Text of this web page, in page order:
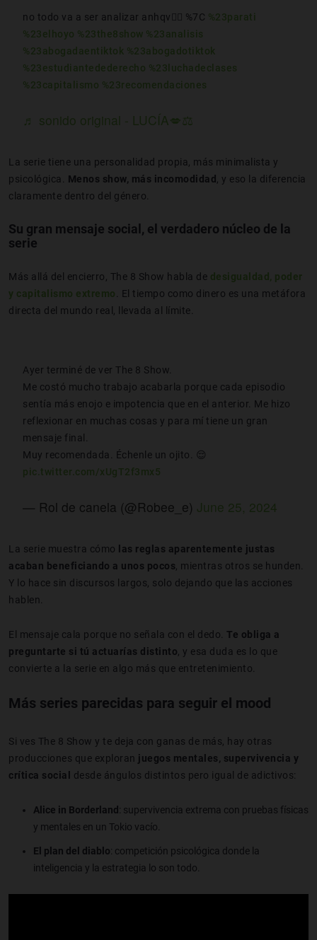
no todo va a ser analizar anhqv😮‍💨 %7C %23parati
%23elhoyo %23the8show %23analisis
%23abogadaentiktok %23abogadotiktok
%23estudiantedederecho %23luchadeclases
%23capitalismo %23recomendaciones
♬ sonido original - LUCÍA💋⚖️
La serie tiene una personalidad propia, más minimalista y
psicológica. Menos show, más incomodidad , y eso la diferencia
claramente dentro del género.
Su gran mensaje social, el verdadero núcleo de la
serie
Más allá del encierro, The 8 Show habla de desigualdad, poder
y capitalismo extremo. El tiempo como dinero es una metáfora
directa del mundo real, llevada al límite.
Ayer terminé de ver The 8 Show.
Me costó mucho trabajo acabarla porque cada episodio
sentía más enojo e impotencia que en el anterior. Me hizo
reflexionar en muchas cosas y para mí tiene un gran
mensaje final.
Muy recomendada. Échenle un ojito. 😌
pic.twitter.com/xUgT2f3mx5
— Rol de canela (@Robee_e) June 25, 2024
La serie muestra cómo
las reglas aparentemente justas
acaban beneficiando a unos pocos, mientras otros se hunden.
Y lo hace sin discursos largos, solo dejando que las acciones
hablen.
El mensaje cala porque no señala con el dedo. Te obliga a
preguntarte si tú actuarías distinto, y esa duda es lo que
convierte a la serie en algo más que entretenimiento.
Más series parecidas para seguir el mood
Si ves The 8 Show y te deja con ganas de más, hay otras
producciones que exploran juegos mentales, supervivencia y
crítica social
desde ángulos distintos pero igual de adictivos:
Alice in Borderland : supervivencia extrema con pruebas físicas
y mentales en un Tokio vacío.
El plan del diablo: competición psicológica donde la
inteligencia y la estrategia lo son todo.